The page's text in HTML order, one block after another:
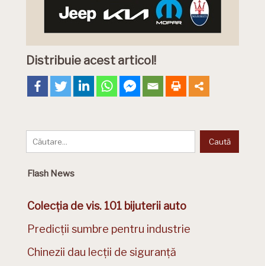
Distribuie acest articol!
Flash News
Colecția de vis. 101 bijuterii auto
Predicții sumbre pentru industrie
Chinezii dau lecții de siguranță